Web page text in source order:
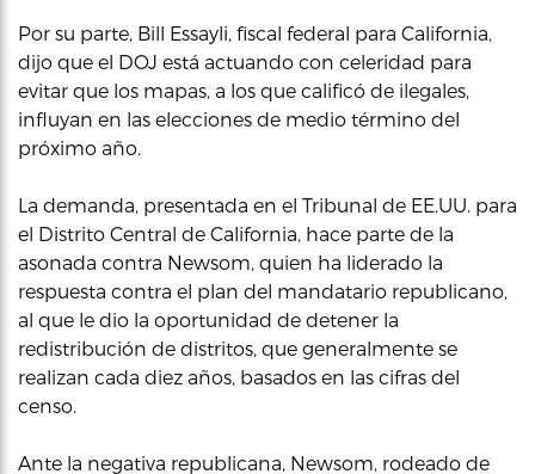
Por su parte, Bill Essayli, fiscal federal para California,
dijo que el DOJ está actuando con celeridad para
evitar que los mapas, a los que calificó de ilegales,
influyan en las elecciones de medio término del
próximo año.
La demanda, presentada en el Tribunal de EE.UU. para
el Distrito Central de California, hace parte de la
asonada contra Newsom, quien ha liderado la
respuesta contra el plan del mandatario republicano,
al que le dio la oportunidad de detener la
redistribución de distritos, que generalmente se
realizan cada diez años, basados en las cifras del
censo.
Ante la negativa republicana, Newsom, rodeado de